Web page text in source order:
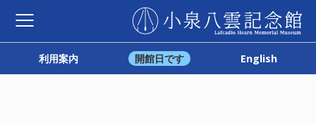
利用案内 開館日です English